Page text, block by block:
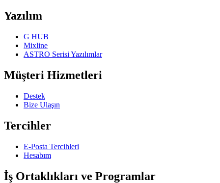
Yazılım
G HUB
Mixline
ASTRO Serisi Yazılımlar
Müşteri Hizmetleri
Destek
Bize Ulaşın
Tercihler
E-Posta Tercihleri
Hesabım
İş Ortaklıkları ve Programlar